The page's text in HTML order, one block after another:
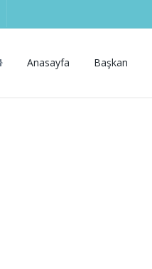
Anasayfa Başkan